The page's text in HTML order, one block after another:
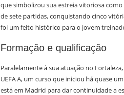
que simbolizou sua estreia vitoriosa
de sete partidas, conquistando cinco
foi um feito histórico para o jovem
Formação e qualificação
Paralelamente à sua atuação no
UEFA A, um curso que iniciou há quase
está em Madrid para dar continuidade a